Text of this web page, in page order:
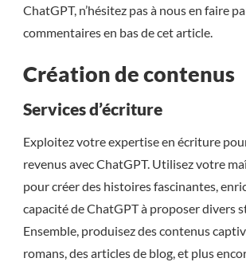
ChatGPT, n’hésitez pas à nous en faire
commentaires en bas de cet article.
Création de contenus
Services d’écriture
Exploitez votre expertise en écriture
revenus avec ChatGPT. Utilisez votre
pour créer des histoires fascinantes,
capacité de ChatGPT à proposer divers
Ensemble, produisez des contenus
romans, des articles de blog, et plus